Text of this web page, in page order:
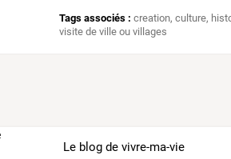
Tags associés : creation,culture,
visite de ville ou villages
Le blog de vivre-ma-vie